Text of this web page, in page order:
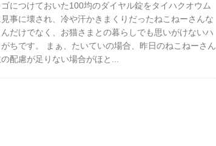
につけておいた100均のダイヤル錠をタイハクオウム
事に壊され、冷や汗かきまくりだったねこねーさんな
だけでなく、お猫さまとの暮らしでも思いがけないハ
ちです。 まぁ、たいていの場合、昨日のねこねーさん
配慮が足りない場合がほと...